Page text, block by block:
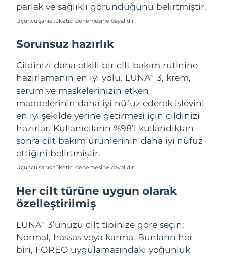
parlak ve sağlıklı göründüğünü belirtmiştir.
Üçüncü şahıs tüketici denemesine dayalıdır
Sorunsuz hazırlık
Cildinizi daha etkili bir cilt bakım rutinine
hazırlamanın en iyi yolu. LUNATM
3, krem,
serum ve maskelerinizin etken
maddelerinin daha iyi nüfuz ederek işlevini
en iyi şekilde yerine getirmesi için cildinizi
hazırlar. Kullanıcıların %98’i kullandıktan
sonra cilt bakım ürünlerinin daha iyi nüfuz
ettiğini belirtmiştir.
Üçüncü şahıs tüketici denemesine dayalıdır
Her cilt türüne uygun olarak
özelleştirilmiş
LUNATM
3’ünüzü cilt tipinize göre seçin:
Normal, hassas veya karma. Bunların her
biri, FOREO uygulamasındaki yoğunluk
Türkiye
Tahmini teslim tarihi
Birleşik Arap
Emirlikleri
Birleşik Krallık
Tahmini teslim tarihi
10/08/2026
Amerika Birleşik
Devletleri
Tahmini teslim tarihi
11/08/2026
Özbekistan
Tahmini teslim tarihi
15/08/2026
Vietnam